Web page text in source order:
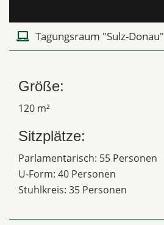
Tagungsraum "Sulz-Donau"
Größe:
120 m²
Sitzplätze:
Parlamentarisch: 55 Personen
U-Form: 40 Personen
Stuhlkreis: 35 Personen